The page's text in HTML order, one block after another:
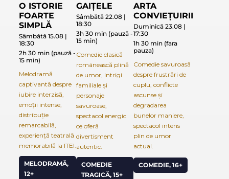
O ISTORIE
FOARTE
SIMPLĂ
Sâmbătă 15.08 |
18:30
2h 30 min (pauză -
15 min)
Melodramă
captivantă despre
iubire interzisă,
emoții intense,
distribuție
remarcabilă,
experiență teatrală
memorabilă la ITEI.
MELODRAMĂ,
12+
GAIȚELE
Sâmbătă 22.08 |
18:30
3h 30 min (pauză -
15 min)
Comedie clasică
românească plină
de umor, intrigi
familiale și
personaje
savuroase,
spectacol energic
ce oferă
divertisment
autentic.
COMEDIE
TRAGICĂ, 15+
ARTA
CONVIEȚUIRII
Duminică 23.08 |
17:30
1h 30 min (fara
pauza)
Comedie savuroasă
despre frustrări de
cuplu, conflicte
ascunse și
degradarea
bunelor maniere,
spectacol intens
plin de umor
actual.
COMEDIE, 16+